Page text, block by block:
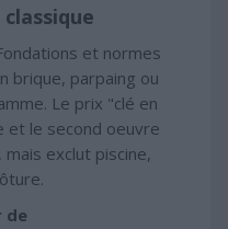
et normes
brique, parpaing ou
Le prix "clé en
et le second oeuvre
mais exclut piscine,
de